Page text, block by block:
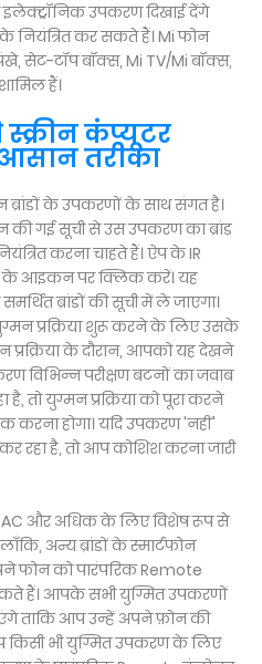
उपकरण दिखाई देंगे
नियंत्रित कर सकते हैं। Mi फोन
सेट-टॉप बॉक्स, Mi TV/Mi बॉक्स,
हैं।
कंप्यूटर
आसान तरीका
ब्रांडों के उपकरणों के साथ संगत है।
गई सूची से उस उपकरण का ब्रांड
करना चाहते हैं। ऐप के IR
आइकन पर क्लिक करें। यह
ब्रांडों की सूची में ले जाएगा।
प्रक्रिया शुरू करने के लिए उसके
प्रक्रिया के दौरान, आपको यह देखने
विभिन्न परीक्षण बटनों का जवाब
तो युग्मन प्रक्रिया को पूरा करने
होगा। यदि उपकरण 'नहीं'
है, तो आप कोशिश करना जारी
AC और अधिक के लिए विशेष रूप से
अन्य ब्रांडों के स्मार्टफोन
फोन को पारंपरिक Remote
हैं। आपके सभी युग्मित उपकरणों
ताकि आप उन्हें अपने फ़ोन की
किसी भी युग्मित उपकरण के लिए